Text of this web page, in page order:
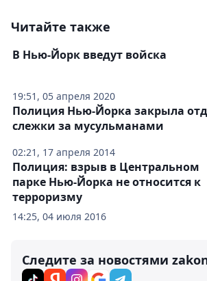
Читайте также
19:51, 05 апреля 2020
В Нью-Йорк введут войска
02:21, 17 апреля 2014
Полиция Нью-Йорка закрыла
слежки за мусульманами
14:25, 04 июля 2016
Полиция: взрыв в Центральном
парке Нью-Йорка не относится к
терроризму
Следите за новостями